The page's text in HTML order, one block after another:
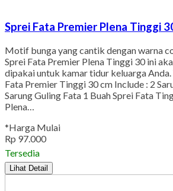
Sprei Fata Premier Plena Tinggi
Motif bunga yang cantik dengan warna
Sprei Fata Premier Plena Tinggi 30 ini
dipakai untuk kamar tidur keluarga
Fata Premier Tinggi 30 cm Include : 2
Sarung Guling Fata 1 Buah Sprei Fata
Plena…
*Harga Mulai
Rp 97.000
Tersedia
Lihat Detail